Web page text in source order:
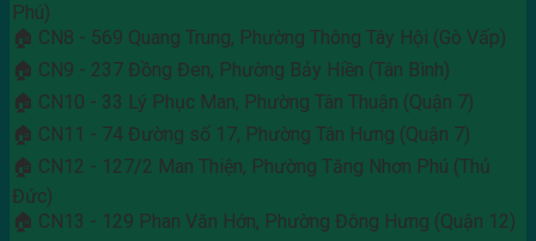
Phú)
🏠 CN8 - 569 Quang Trung, Phường Thông Tây Hội (Gò Vấp)
🏠 CN9 - 237 Đồng Đen, Phường Bảy Hiền (Tân Bình)
🏠 CN10 - 33 Lý Phục Man, Phường Tân Thuận (Quận 7)
🏠 CN11 - 74 Đường số 17, Phường Tân Hưng (Quận 7)
🏠 CN12 - 127/2 Man Thiện, Phường Tăng Nhơn Phú (Thủ
Đức)
🏠 CN13 - 129 Phan Văn Hớn, Phường Đông Hưng (Quận 12)